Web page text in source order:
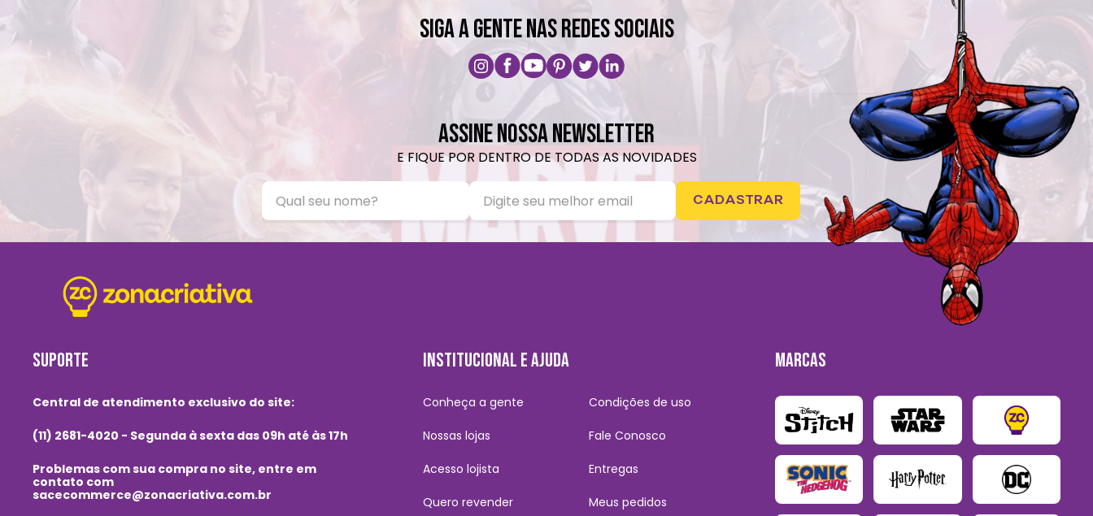
SIGA A GENTE NAS REDES SOCIAIS
ASSINE NOSSA NEWSLETTER
E FIQUE POR DENTRO DE TODAS AS NOVIDADES
CADASTRAR
SUPORTE
Central de atendimento exclusivo do site:
(11) 2681-4020 - Segunda à sexta das 09h até às 17h
Problemas com sua compra no site, entre em
contato com
sacecommerce@zonacriativa.com.br
INSTITUCIONAL E AJUDA
Conheça a gente
Nossas lojas
Acesso lojista
Quero revender
Condições de uso
Fale Conosco
Entregas
Meus pedidos
MARCAS